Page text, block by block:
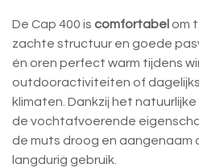
De Cap 400 is comfortabel om
zachte structuur en goede
én oren perfect warm tijdens
outdooractiviteiten of
klimaten. Dankzij het natuurlijke
de vochtafvoerende
de muts droog en aangenaam
langdurig gebruik.